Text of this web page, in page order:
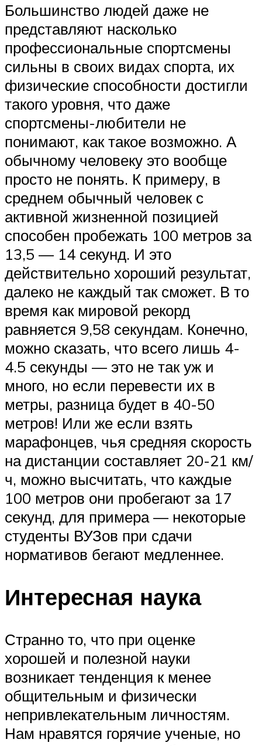
Большинство людей даже не
представляют насколько
профессиональные спортсмены
сильны в своих видах спорта, их
физические способности достигли
такого уровня, что даже
спортсмены-любители не
понимают, как такое возможно. А
обычному человеку это вообще
просто не понять. К примеру, в
среднем обычный человек с
активной жизненной позицией
способен пробежать 100 метров за
13,5 — 14 секунд. И это
действительно хороший результат,
далеко не каждый так сможет. В то
время как мировой рекорд
равняется 9,58 секундам. Конечно,
можно сказать, что всего лишь 4-
4.5 секунды — это не так уж и
много, но если перевести их в
метры, разница будет в 40-50
метров! Или же если взять
марафонцев, чья средняя скорость
на дистанции составляет 20-21 км/
ч, можно высчитать, что каждые
100 метров они пробегают за 17
секунд, для примера — некоторые
студенты ВУЗов при сдачи
нормативов бегают медленнее.
Интересная наука
Странно то, что при оценке
хорошей и полезной науки
возникает тенденция к менее
общительным и физически
непривлекательным личностям.
Нам нравятся горячие ученые, но